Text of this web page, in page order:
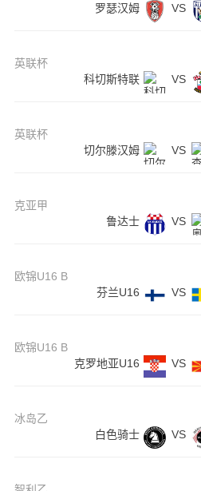
罗瑟汉姆
VS
英联杯
科切斯特联
VS
英联杯
切尔滕汉姆
VS
克亚甲
鲁达士
VS
欧锦U16 B
芬兰U16
VS
欧锦U16 B
克罗地亚U16
VS
冰岛乙
白色骑士
VS